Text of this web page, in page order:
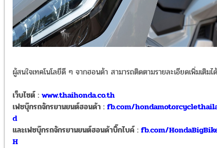
ผู้สนใจเทคโนโลยีดี ๆ จากฮอนด้า สามารถติดตามรายละเอียดเพิ่มเติมไ
เว็บไซต์ : www.thaihonda.co.th
เฟซบุ๊กรถจักรยานยนต์ฮอนด้า : fb.com/
d
และเฟซบุ๊กรถจักรยานยนต์ฮอนด้าบิ๊กไบค์ : fb.com/
H